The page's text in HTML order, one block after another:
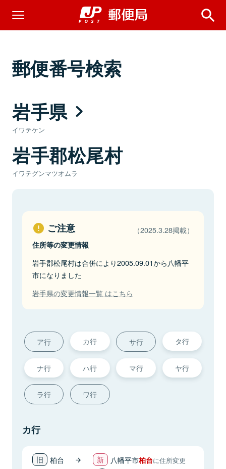
郵便番号検索
岩手県
イワテケン
岩手郡松尾村
イワテグンマツオムラ
ご注意 （2025.3.28掲載）
住所等の変更情報
岩手郡松尾村は合併により2005.09.01から八幡平
市になりました
岩手県の変更情報一覧 はこちら
ア行 カ行 サ行 タ行
ナ行 ハ行 マ行 ヤ行
ラ行 ワ行
カ行
柏台 八幡平市柏台に住所変更